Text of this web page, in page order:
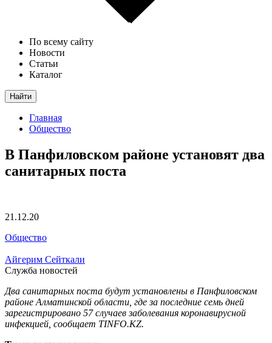
По всему сайту
Новости
Статьи
Каталог
Найти
Главная
Общество
В Панфиловском районе установят два
санитарных поста
21.12.20
Общество
Айгерим Сейткали
Служба новостей
Два санитарных поста будут установлены в Панфиловском
районе Алматинской области, где за последние семь дней
зарегистрировано 57 случаев заболевания коронавирусной
инфекцией, сообщает TINFO.KZ.